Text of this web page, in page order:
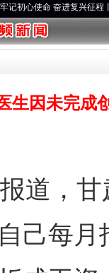
奋进复兴征程丨“转折之城”
生因未完成
，甘
己每